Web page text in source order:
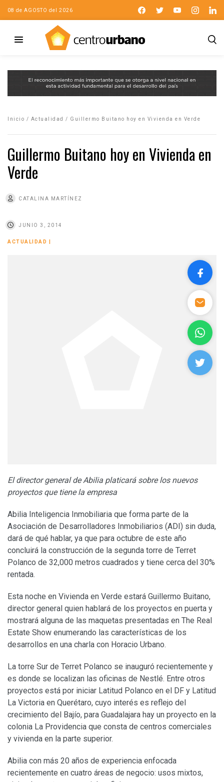
08 de AGOSTO del 2026
Inicio / Actualidad / Guillermo Buitano hoy en Vivienda en Verde
Guillermo Buitano hoy en Vivienda en
Verde
CATALINA MARTÍNEZ
JUNIO 3, 2014
ACTUALIDAD
El director general de Abilia platicará sobre los nuevos
proyectos que tiene la empresa
Abilia Inteligencia Inmobiliaria que forma parte de la
Asociación de Desarrolladores Inmobiliarios (ADI) sin duda,
dará de qué hablar, ya que para octubre de este año
concluirá la construcción de la segunda torre de Terret
Polanco de 32,000 metros cuadrados y tiene cerca del 30%
rentada.
Esta noche en Vivienda en Verde estará Guillermo Buitano,
director general quien hablará de los proyectos en puerta y
mostrará alguna de las maquetas presentadas en The Real
Estate Show enumerando las características de los
desarrollos en una charla con Horacio Urbano.
La torre Sur de Terret Polanco se inauguró recientemente y
es donde se localizan las oficinas de Nestlé. Entre otros
proyectos está por iniciar Latitud Polanco en el DF y Latitud
La Victoria en Querétaro, cuyo interés es reflejo del
crecimiento del Bajío, para Guadalajara hay un proyecto en la
colonia La Providencia que consta de centros comerciales
y vivienda en la parte superior.
Abilia con más 20 años de experiencia enfocada
recientemente en cuatro áreas de negocio: usos mixtos,